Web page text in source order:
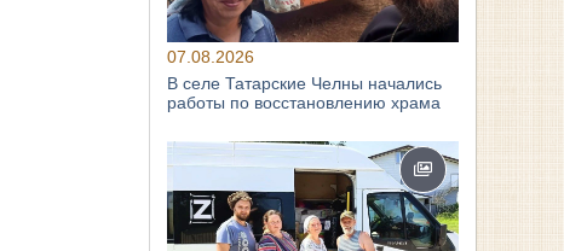
07.08.2026
В селе Татарские Челны начались
работы по восстановлению храма